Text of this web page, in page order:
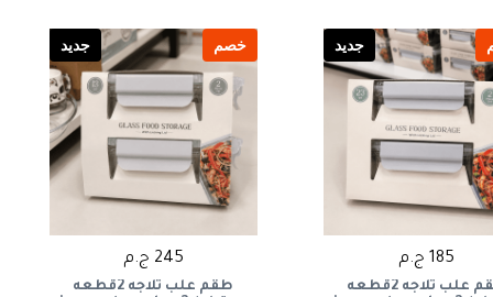
جديد
185 ج.م
طقم علب ثلاجه 2قطعه
خصم جديد
245 ج.م
طقم علب ثلاجه 2قطعه